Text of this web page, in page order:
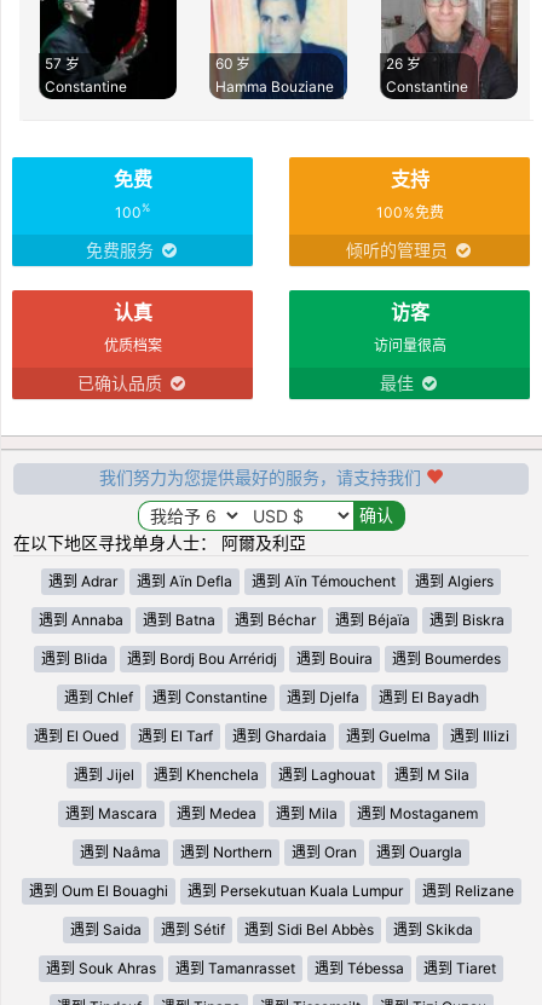
57 岁
Constantine
60 岁
Hamma Bouziane
26 岁
Constantine
免费
100%
免费服务
支持
100%免费
倾听的管理员
认真
优质档案
已确认品质
访客
访问量很高
最佳
我们努力为您提供最好的服务，请支持我们
在以下地区寻找单身人士： 阿爾及利亞
遇到 Adrar 遇到 Aïn Defla 遇到 Aïn Témouchent 遇到 Algiers
遇到 Annaba 遇到 Batna 遇到 Béchar 遇到 Béjaïa 遇到 Biskra
遇到 Blida 遇到 Bordj Bou Arréridj 遇到 Bouira 遇到 Boumerdes
遇到 Chlef 遇到 Constantine 遇到 Djelfa 遇到 El Bayadh
遇到 El Oued 遇到 El Tarf 遇到 Ghardaia 遇到 Guelma 遇到 Illizi
遇到 Jijel 遇到 Khenchela 遇到 Laghouat 遇到 M Sila
遇到 Mascara 遇到 Medea 遇到 Mila 遇到 Mostaganem
遇到 Naâma 遇到 Northern 遇到 Oran 遇到 Ouargla
遇到 Oum El Bouaghi 遇到 Persekutuan Kuala Lumpur 遇到 Relizane
遇到 Saida 遇到 Sétif 遇到 Sidi Bel Abbès 遇到 Skikda
遇到 Souk Ahras 遇到 Tamanrasset 遇到 Tébessa 遇到 Tiaret